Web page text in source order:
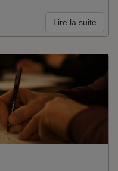
Lire la suite